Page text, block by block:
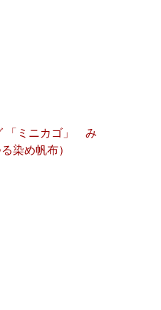
「ミニカゴ」 み
染め帆布）